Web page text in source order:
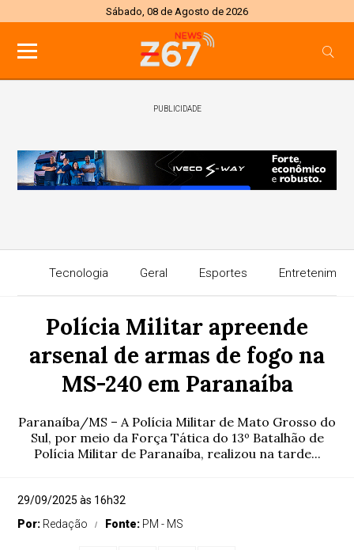
Sábado, 08 de Agosto de 2026
PUBLICIDADE
Tecnologia Geral Esportes
Polícia Militar apreende
arsenal de armas de fogo na
MS-240 em Paranaíba
Paranaíba/MS – A Polícia Militar de Mato Grosso do
Sul, por meio da Força Tática do 13º Batalhão de
Polícia Militar de Paranaíba, realizou na tarde...
29/09/2025 às 16h32
Por: Redação Fonte: PM - MS